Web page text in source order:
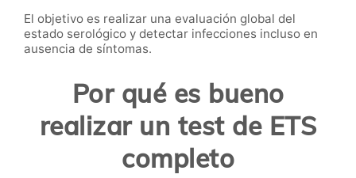
El objetivo es realizar una evaluación global del
estado serológico y detectar infecciones incluso en
ausencia de síntomas.
Por qué es bueno
realizar un test de ETS
completo